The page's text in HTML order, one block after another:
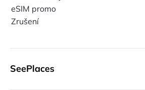
eSIM promo
Zrušení
SeePlaces